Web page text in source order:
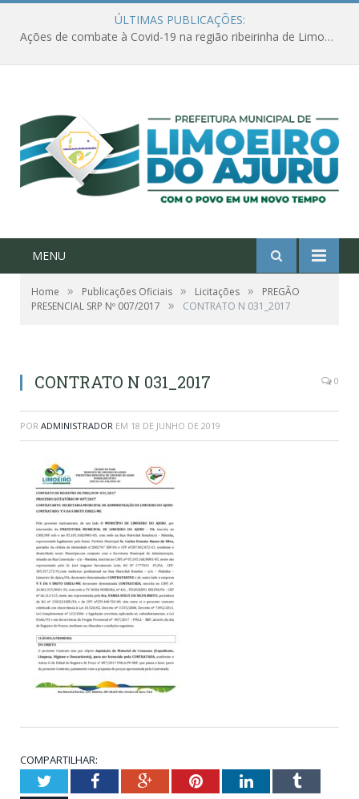
ÚLTIMAS PUBLICAÇÕES:
Ações de combate à Covid-19 na região ribeirinha de Limoeiro do Ajuru continuam
MENU
Home » Publicações Oficiais » Licitações »
PREGÃO
PRESENCIAL SRP Nº 007/2017
» CONTRATO N 031_2017
CONTRATO N 031_2017 0
POR ADMINISTRADOR EM 18 DE JUNHO DE 2019
COMPARTILHAR:
TwitterFacebookGoogle+PinterestLinkedInTumblr